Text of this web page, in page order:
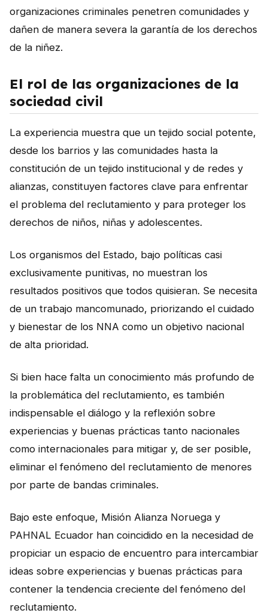
organizaciones criminales penetren comunidades y
dañen de manera severa la garantía de los derechos
de la niñez.
El rol de las organizaciones de la
sociedad civil
La experiencia muestra que un tejido social potente,
desde los barrios y las comunidades hasta la
constitución de un tejido institucional y de redes y
alianzas, constituyen factores clave para enfrentar
el problema del reclutamiento y para proteger los
derechos de niños, niñas y adolescentes.
Los organismos del Estado, bajo políticas casi
exclusivamente punitivas, no muestran los
resultados positivos que todos quisieran. Se necesita
de un trabajo mancomunado, priorizando el cuidado
y bienestar de los NNA como un objetivo nacional
de alta prioridad.
Si bien hace falta un conocimiento más profundo de
la problemática del reclutamiento, es también
indispensable el diálogo y la reflexión sobre
experiencias y buenas prácticas tanto nacionales
como internacionales para mitigar y, de ser posible,
eliminar el fenómeno del reclutamiento de menores
por parte de bandas criminales.
Bajo este enfoque, Misión Alianza Noruega y
PAHNAL Ecuador han coincidido en la necesidad de
propiciar un espacio de encuentro para intercambiar
ideas sobre experiencias y buenas prácticas para
contener la tendencia creciente del fenómeno del
reclutamiento.